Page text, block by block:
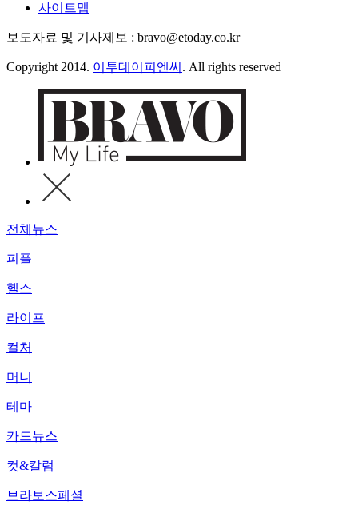
사이트맵
보도자료 및 기사제보 : bravo@etoday.co.kr
Copyright 2014. 이투데이피엔씨 . All rights reserved
전체뉴스
피플
헬스
라이프
컬처
머니
테마
카드뉴스
컷&칼럼
브라보스페셜